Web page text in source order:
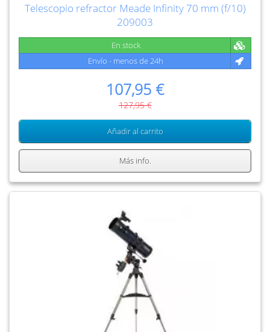
Telescopio refractor Meade Infinity 70 mm (f/10)
209003
En stock
Envío - menos de 24h
107,95 €
127,95 €
Añadir al carrito
Más info.